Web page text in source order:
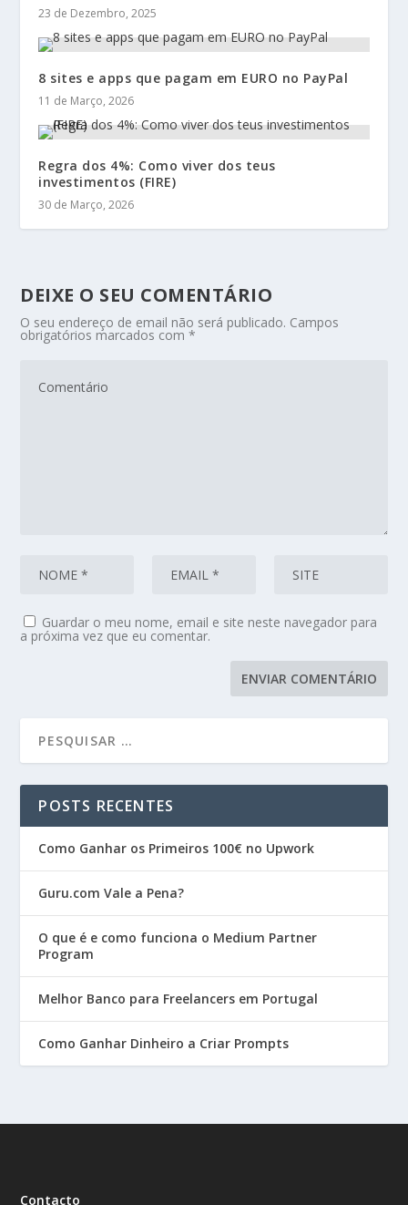
23 de Dezembro, 2025
8 sites e apps que pagam em EURO no PayPal
11 de Março, 2026
Regra dos 4%: Como viver dos teus
investimentos (FIRE)
30 de Março, 2026
DEIXE O SEU COMENTÁRIO
O seu endereço de email não será publicado. Campos
obrigatórios marcados com*
Guardar o meu nome, email e site neste navegador para
a próxima vez que eu comentar.
POSTS RECENTES
Como Ganhar os Primeiros 100€ no Upwork
Guru.com Vale a Pena?
O que é e como funciona o Medium Partner
Program
Melhor Banco para Freelancers em Portugal
Como Ganhar Dinheiro a Criar Prompts
Contacto